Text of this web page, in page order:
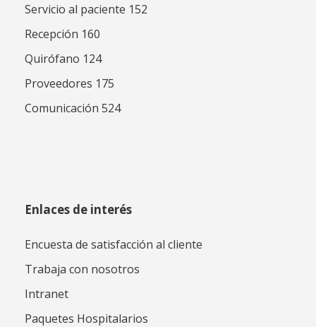
Servicio al paciente 152
Recepción 160
Quirófano 124
Proveedores 175
Comunicación 524
Enlaces de interés
Encuesta de satisfacción al cliente
Trabaja con nosotros
Intranet
Paquetes Hospitalarios